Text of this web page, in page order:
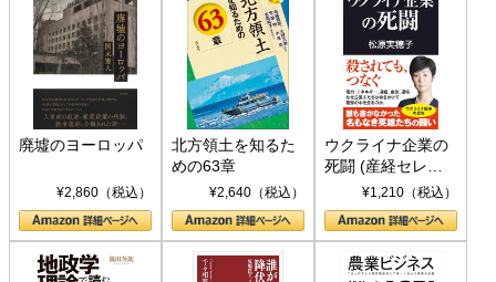
廃墟のヨーロッパ
¥2,860（税込）
北方領土を知るた
めの63章
¥2,640（税込）
ウクライナ企業の
死闘 (産経セレク
ト S 039)¥1,210（税込）